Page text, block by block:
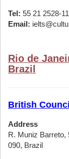
Tel: 55 21 2528-
Email:
Rio de
Brazil
British
Address
R. Muniz Barreto,
090, Brazil